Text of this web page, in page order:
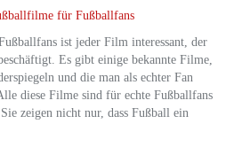
ist jeder Film interessant, der
Es gibt einige bekannte Filme,
und die man als echter Fan
diese Filme sind für echte Fußballfans
zeigen nicht nur, dass Fußball ein